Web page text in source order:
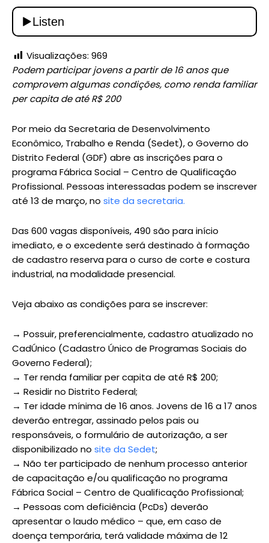
Visualizações: 969
Podem participar jovens a partir de 16 anos que
comprovem algumas condições, como renda familiar
per capita de até R$ 200
Por meio da Secretaria de Desenvolvimento
Econômico, Trabalho e Renda (Sedet), o Governo do
Distrito Federal (GDF) abre as inscrições para o
programa Fábrica Social – Centro de Qualificação
Profissional. Pessoas interessadas podem se inscrever
até 13 de março, no site da secretaria.
Das 600 vagas disponíveis, 490 são para início
imediato, e o excedente será destinado à formação
de cadastro reserva para o curso de corte e costura
industrial, na modalidade presencial.
Veja abaixo as condições para se inscrever:
→ Possuir, preferencialmente, cadastro atualizado no
CadÚnico (Cadastro Único de Programas Sociais do
Governo Federal);
→ Ter renda familiar per capita de até R$ 200;
→ Residir no Distrito Federal;
→ Ter idade mínima de 16 anos. Jovens de 16 a 17 anos
deverão entregar, assinado pelos pais ou
responsáveis, o formulário de autorização, a ser
disponibilizado no site da Sedet;
→ Não ter participado de nenhum processo anterior
de capacitação e/ou qualificação no programa
Fábrica Social – Centro de Qualificação Profissional;
→ Pessoas com deficiência (PcDs) deverão
apresentar o laudo médico – que, em caso de
doença temporária, terá validade máxima de 12